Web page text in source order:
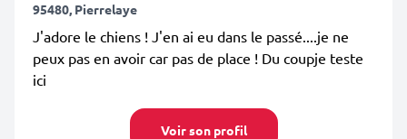
95480, Pierrelaye
J'adore le chiens ! J'en ai eu dans le passé....je ne
peux pas en avoir car pas de place ! Du coupje teste
ici
Voir son profil